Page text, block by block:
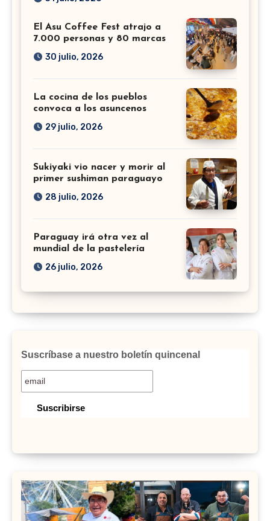
El Asu Coffee Fest atrajo a
7.000 personas y 80 marcas
30 julio, 2026
La cocina de los pueblos
convoca a los asuncenos
29 julio, 2026
Sukiyaki vio nacer y morir al
primer sushiman paraguayo
28 julio, 2026
Paraguay irá otra vez al
mundial de la pastelería
26 julio, 2026
Suscríbase a nuestro boletín quincenal